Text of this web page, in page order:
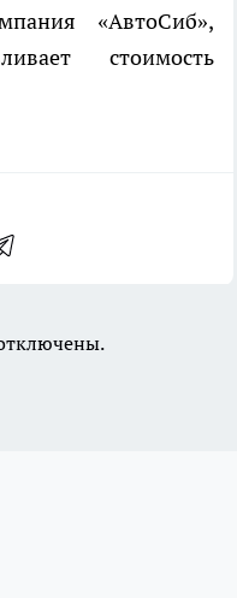
«АвтоСиб»,
стоимость